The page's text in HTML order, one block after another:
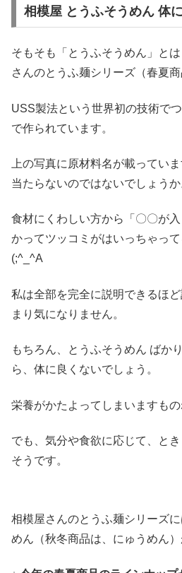
相模屋 とうふそうめん 体
そもそも「とうふそうめん」と
さんのとうふ麺シリーズ（春夏商
USS製法という世界初の技術で
で作られています。
上の写真に原材料名が載ってい
当たらないのではないでしょうか
食材にくわしい方から「〇〇が
かってツッコミがはいっちゃっ
(;^_^A
私は全部を完全に説明できるほ
まり気になりません。
もちろん、とうふそうめん ばか
ら、体に良くないでしょう。
栄養がかたよってしまいますもの
でも、気分や食欲に応じて、と
そうです。
相模屋さんのとうふ麺シリーズ
めん（秋冬商品は、にゅうめん）